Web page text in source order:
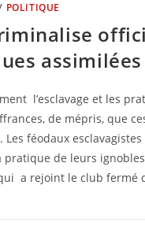
POLITIQUE
assimilées
l’esclavage et les
de mépris, que
féodaux
de leurs
a rejoint le club fermé